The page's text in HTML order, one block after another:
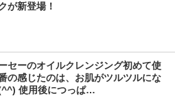
が新登場！
セーのオイルクレンジング初めて使
の感じたのは、お肌がツルツルにな
使用後につっぱ…